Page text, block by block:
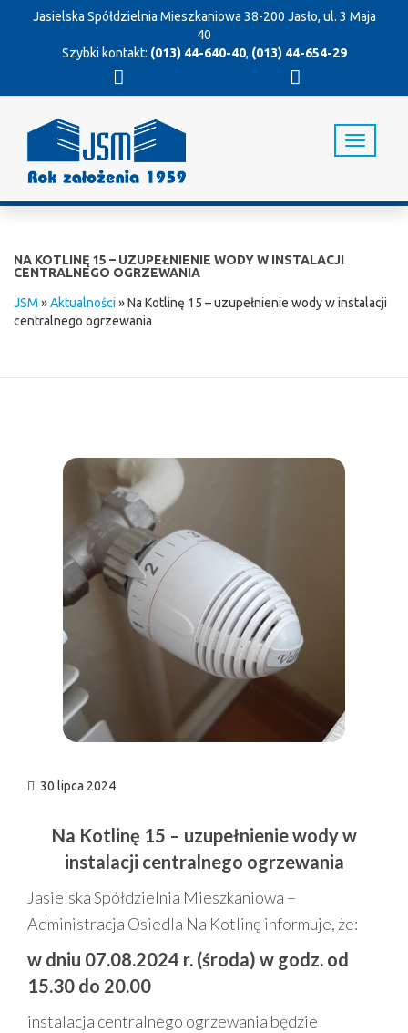
Jasielska Spółdzielnia Mieszkaniowa 38-200 Jasło, ul. 3 Maja
40
Szybki kontakt: (013) 44-640-40, (013) 44-654-29
T
o
i
i
NA KOTLINĘ 15 – UZUPEŁNIENIE WODY W INSTALACJI
CENTRALNEGO OGRZEWANIA
JSM »Aktualności»Na Kotlinę 15 – uzupełnienie wody w instalacji
centralnego ogrzewania
30 lipca 2024
Na Kotlinę 15 – uzupełnienie wody w
instalacji centralnego ogrzewania
Jasielska Spółdzielnia Mieszkaniowa –
Administracja Osiedla Na Kotlinę informuje, że:
w dniu 07.08.2024 r. (środa) w godz. od
15.30 do 20.00
instalacja centralnego ogrzewania będzie